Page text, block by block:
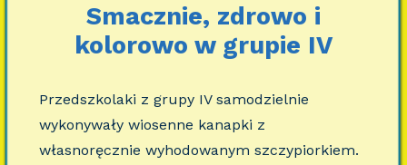
Smacznie, zdrowo i
kolorowo w grupie IV
Przedszkolaki z grupy IV samodzielnie
wykonywały wiosenne kanapki z
własnoręcznie wyhodowanym szczypiorkiem.